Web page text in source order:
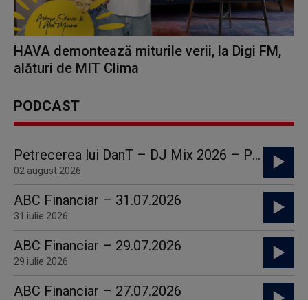
HAVA demontează miturile verii, la Digi FM,
alături de MIT Clima
PODCAST
Petrecerea lui DanT – DJ Mix 2026 – Part 21
02 august 2026
ABC Financiar – 31.07.2026
31 iulie 2026
ABC Financiar – 29.07.2026
29 iulie 2026
ABC Financiar – 27.07.2026